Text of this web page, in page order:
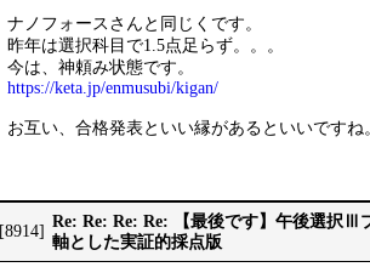
ナノフォースさんと同じくです。
昨年は選択科目で1.5点足らず。。。
今は、神頼み状態です。
https://keta.jp/enmusubi/kigan/
お互い、合格発表といい縁があるといいですね
[8914]
Re: Re: Re: Re: 【最後です】午後選択Ⅲ
軸とした実証的採点版